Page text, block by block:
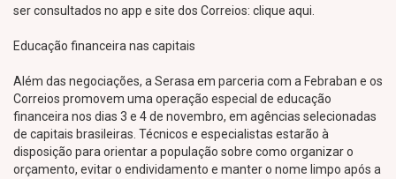
ser consultados no app e site dos Correios: clique aqui.
Educação financeira nas capitais
Além das negociações, a Serasa em parceria com a Febraban e os
Correios promovem uma operação especial de educação
financeira nos dias 3 e 4 de novembro, em agências selecionadas
de capitais brasileiras. Técnicos e especialistas estarão à
disposição para orientar a população sobre como organizar o
orçamento, evitar o endividamento e manter o nome limpo após a